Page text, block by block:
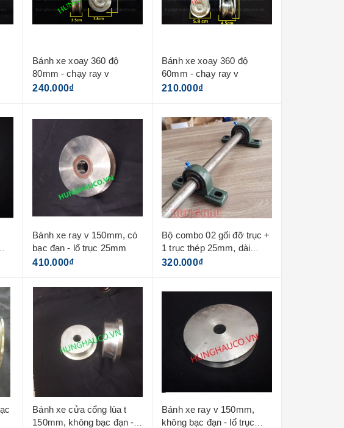
Bánh xe xoay 360 độ
80mm - chạy ray v
240.000₫
Bánh xe xoay 360 độ
60mm - chạy ray v
210.000₫
Bánh xe ray v 150mm, có
bạc đạn - lổ trục 25mm
410.000₫
Bộ combo 02 gối đỡ trục +
1 trục thép 25mm, dài
80cm
320.000₫
Bánh xe cửa cổng lùa t
150mm, không bạc đạn -
Bánh xe ray v 150mm,
không bạc đạn - lổ trục